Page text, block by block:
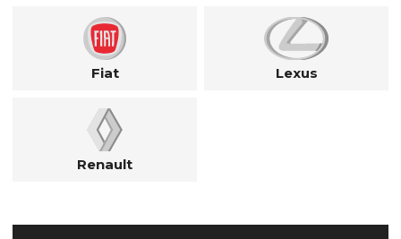
Fiat Lexus
Renault